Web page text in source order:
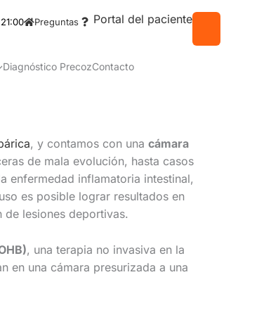
Preguntas Portal del paciente
Diagnóstico PrecozContacto
, y contamos con una cámara
de mala evolución, hasta casos
enfermedad inflamatoria intestinal,
es posible lograr resultados en
lesiones deportivas.
, una terapia no invasiva en la
en una cámara presurizada a una